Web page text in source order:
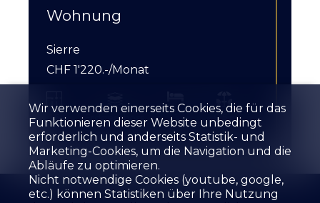
Wohnung
Sierre
CHF 1'220.-/Monat
1.5 Erdgeschoss 1 ~ 8.5 m²
Wir verwenden einerseits Cookies, die für das
Funktionieren dieser Website unbedingt
erforderlich und anderseits Statistik- und
Marketing-Cookies, um die Navigation und die
Abläufe zu optimieren.
Nicht notwendige Cookies (youtube, google,
etc.) können Statistiken über Ihre Nutzung